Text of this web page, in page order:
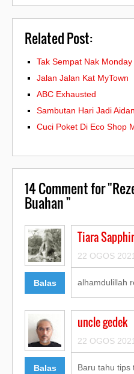
Related Post:
Tak Sempat Nak
Jalan Jalan Kat MyTown
ABC Exhausted
Sambutan Hari Jadi
Cuci Poket Di Eco Shop
14Comment for
Buahan "
Balas
Tiara
22 OGOS
alhamdulillah
Balas
uncle gedek
22 OGOS
Baru tahu tips